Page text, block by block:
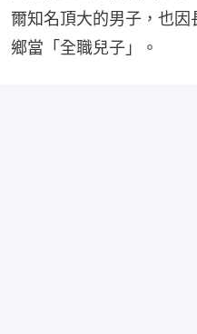
爾知名頂大的男子，也
鄉當「全職兒子」。